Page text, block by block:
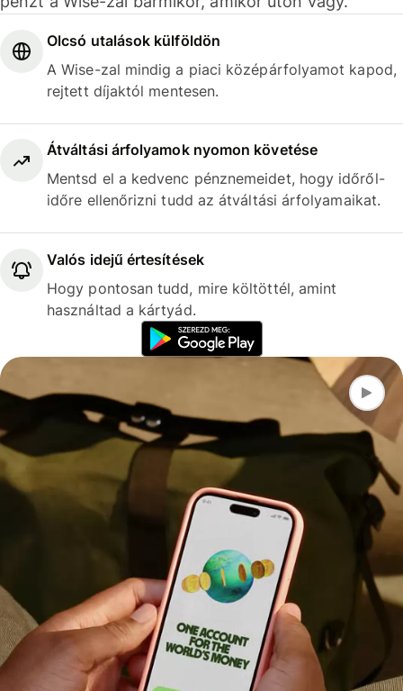
Olcsó utalások külföldön
A Wise-zal mindig a piaci középárfolyamot kapod,
rejtett díjaktól mentesen.
Átváltási árfolyamok nyomon követése
Mentsd el a kedvenc pénznemeidet, hogy időről-
időre ellenőrizni tudd az átváltási árfolyamaikat.
Valós idejű értesítések
Hogy pontosan tudd, mire költöttél, amint
használtad a kártyád.